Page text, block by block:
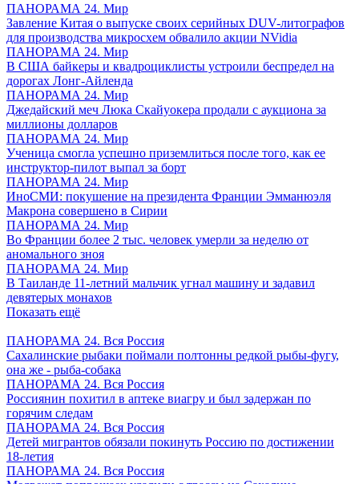
ПАНОРАМА 24. Мир
Завление Китая о выпуске своих серийных DUV-литографов
для производства микросхем обвалило акции NVidia
ПАНОРАМА 24. Мир
В США байкеры и квадроциклисты устроили беспредел на
дорогах Лонг-Айленда
ПАНОРАМА 24. Мир
Джедайский меч Люка Скайуокера продали с аукциона за
миллионы долларов
ПАНОРАМА 24. Мир
Ученица смогла успешно приземлиться после того, как ее
инструктор-пилот выпал за борт
ПАНОРАМА 24. Мир
ИноСМИ: покушение на президента Франции Эмманюэля
Макрона совершено в Сирии
ПАНОРАМА 24. Мир
Во Франции более 2 тыс. человек умерли за неделю от
аномального зноя
ПАНОРАМА 24. Мир
В Таиланде 11-летний мальчик угнал машину и задавил
девятерых монахов
Показать ещё
ПАНОРАМА 24. Вся Россия
Сахалинские рыбаки поймали полтонны редкой рыбы-фугу,
она же - рыба-собака
ПАНОРАМА 24. Вся Россия
Россиянин похитил в аптеке виагру и был задержан по
горячим следам
ПАНОРАМА 24. Вся Россия
Детей мигрантов обязали покинуть Россию по достижении
18-летия
ПАНОРАМА 24. Вся Россия